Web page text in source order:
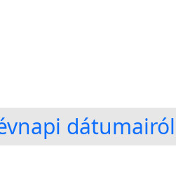
dátumairól